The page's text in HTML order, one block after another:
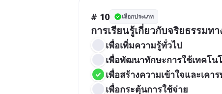
# 10 เลือกประเภท
การเรียนรู้เกี่ยวกับจริยธรรมท
เพื่อเพิ่มความรู้ทั่วไป
เพื่อพัฒนาทักษะการใช้เทคโน
เพื่อสร้างความเข้าใจและเคา
เพื่อกระตุ้นการใช้จ่าย